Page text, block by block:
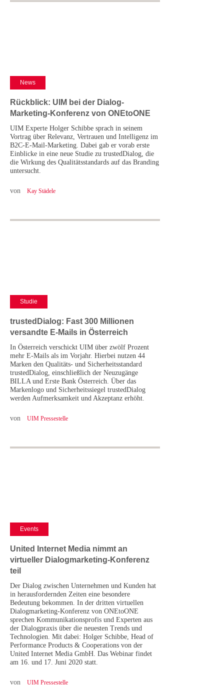
News
Rückblick: UIM bei der Dialog-
Marketing-Konferenz von ONEtoONE
UIM Experte Holger Schibbe sprach in seinem
Vortrag über Relevanz, Vertrauen und Intelligenz im
B2C-E-Mail-Marketing. Dabei gab er vorab erste
Einblicke in eine neue Studie zu trustedDialog, die
die Wirkung des Qualitätsstandards auf das Branding
untersucht.
von Kay Städele
Studie
trustedDialog: Fast 300 Millionen
versandte E-Mails in Österreich
In Österreich verschickt UIM über zwölf Prozent
mehr E-Mails als im Vorjahr. Hierbei nutzen 44
Marken den Qualitäts- und Sicherheitsstandard
trustedDialog, einschließlich der Neuzugänge
BILLA und Erste Bank Österreich. Über das
Markenlogo und Sicherheitssiegel trustedDialog
werden Aufmerksamkeit und Akzeptanz erhöht.
von UIM Pressestelle
Events
United Internet Media nimmt an
virtueller Dialogmarketing-Konferenz
teil
Der Dialog zwischen Unternehmen und Kunden hat
in herausfordernden Zeiten eine besondere
Bedeutung bekommen. In der dritten virtuellen
Dialogmarketing-Konferenz von ONEtoONE
sprechen Kommunikationsprofis und Experten aus
der Dialogpraxis über die neuesten Trends und
Technologien. Mit dabei: Holger Schibbe, Head of
Performance Products & Cooperations von der
United Internet Media GmbH. Das Webinar findet
am 16. und 17. Juni 2020 statt.
von UIM Pressestelle